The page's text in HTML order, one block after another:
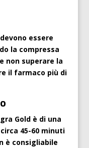
essere
la compressa
non superare la
il farmaco più di
Gold è di una
45-60 minuti
è consigliabile